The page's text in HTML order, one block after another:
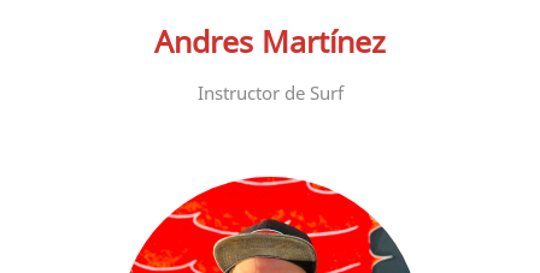
Andres Martínez
Instructor de Surf